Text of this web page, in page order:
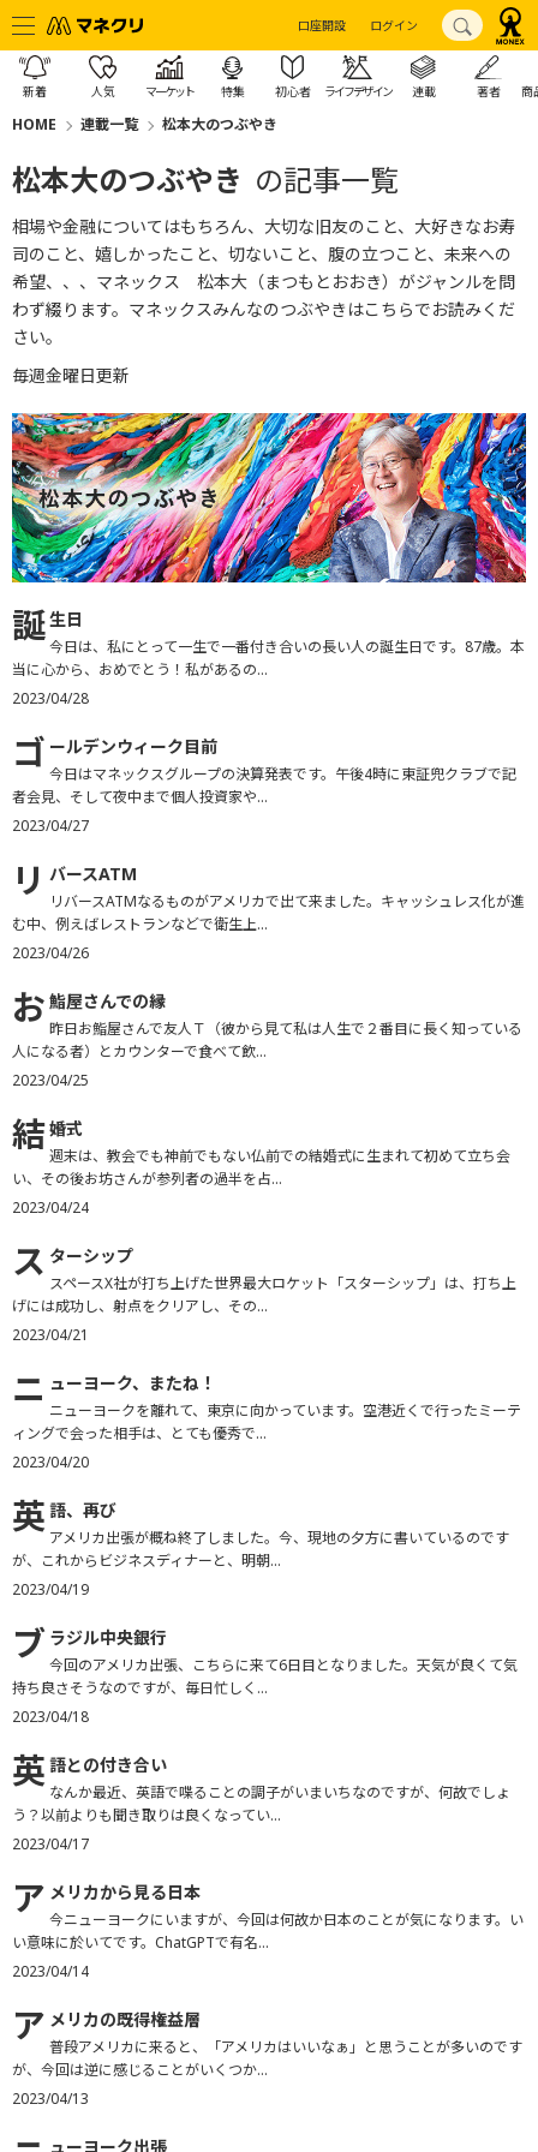
口座開設 ログイン
新着 人気 マーケット 特集 初心者 ライフデザイン 連載 著者 商
HOME 連載一覧 松本大のつぶやき
松本大のつぶやき の記事一覧
相場や金融についてはもちろん、大切な旧友のこと、大好きなお寿
司のこと、嬉しかったこと、切ないこと、腹の立つこと、未来への
希望、、、マネックス 松本大（まつもとおおき）がジャンルを問
わず綴ります。 マネックスみんなのつぶやきはこちらでお読みくだ
さい。
毎週金曜日更新
誕生日
今日は、私にとって一生で一番付き合いの長い人の誕生日です。87歳。本
当に心から、おめでとう！私があるの...
2023/04/28
ゴ ールデンウィーク目前
今日はマネックスグループの決算発表です。午後4時に東証兜クラブで記
者会見、そして夜中まで個人投資家や...
2023/04/27
リ バースATM
リバースATMなるものがアメリカで出て来ました。キャッシュレス化が進
む中、例えばレストランなどで衛生上...
2023/04/26
お 鮨屋さんでの縁
昨日お鮨屋さんで友人Ｔ（彼から見て私は人生で２番目に長く知っている
人になる者）とカウンターで食べて飲...
2023/04/25
結婚式
週末は、教会でも神前でもない仏前での結婚式に生まれて初めて立ち会
い、その後お坊さんが参列者の過半を占...
2023/04/24
ス ターシップ
スペースX社が打ち上げた世界最大ロケット「スターシップ」は、打ち上
げには成功し、射点をクリアし、その...
2023/04/21
ニ ューヨーク、またね！
ニューヨークを離れて、東京に向かっています。空港近くで行ったミーテ
ィングで会った相手は、とても優秀で...
2023/04/20
英 語、再び
アメリカ出張が概ね終了しました。今、現地の夕方に書いているのです
が、これからビジネスディナーと、明朝...
2023/04/19
ブ ラジル中央銀行
今回のアメリカ出張、こちらに来て6日目となりました。天気が良くて気
持ち良さそうなのですが、毎日忙しく...
2023/04/18
英 語との付き合い
なんか最近、英語で喋ることの調子がいまいちなのですが、何故でしょ
う？以前よりも聞き取りは良くなってい...
2023/04/17
ア メリカから見る日本
今ニューヨークにいますが、今回は何故か日本のことが気になります。い
い意味に於いてです。ChatGPTで有名...
2023/04/14
ア メリカの既得権益層
普段アメリカに来ると、「アメリカはいいなぁ」と思うことが多いのです
が、今回は逆に感じることがいくつか...
2023/04/13
ューヨーク出張